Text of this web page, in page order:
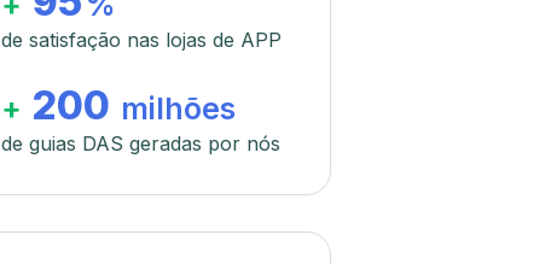
de satisfação nas lojas de APP
+ 200 milhões
de guias DAS geradas por nós